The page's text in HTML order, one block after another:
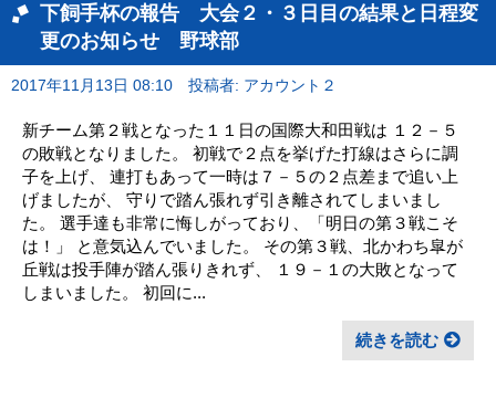
下飼手杯の報告 大会２・３日目の結果と日程変
更のお知らせ 野球部
2017年11月13日 08:10 投稿者: アカウント２
新チーム第２戦となった１１日の国際大和田戦は １２－５
の敗戦となりました。 初戦で２点を挙げた打線はさらに調
子を上げ、 連打もあって一時は７－５の２点差まで追い上
げましたが、 守りで踏ん張れず引き離されてしまいまし
た。 選手達も非常に悔しがっており、「明日の第３戦こそ
は！」 と意気込んでいました。 その第３戦、北かわち皐が
丘戦は投手陣が踏ん張りきれず、 １９－１の大敗となって
しまいました。 初回に...
続きを読む